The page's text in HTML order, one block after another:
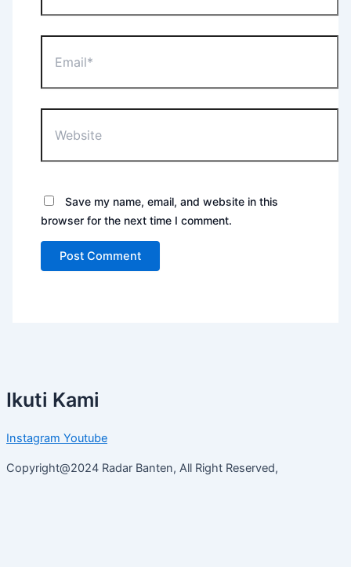
Save my name, email, and website in this
browser for the next time I comment.
Ikuti Kami
Instagram Youtube
Copyright@2024 Radar Banten, All Right Reserved,